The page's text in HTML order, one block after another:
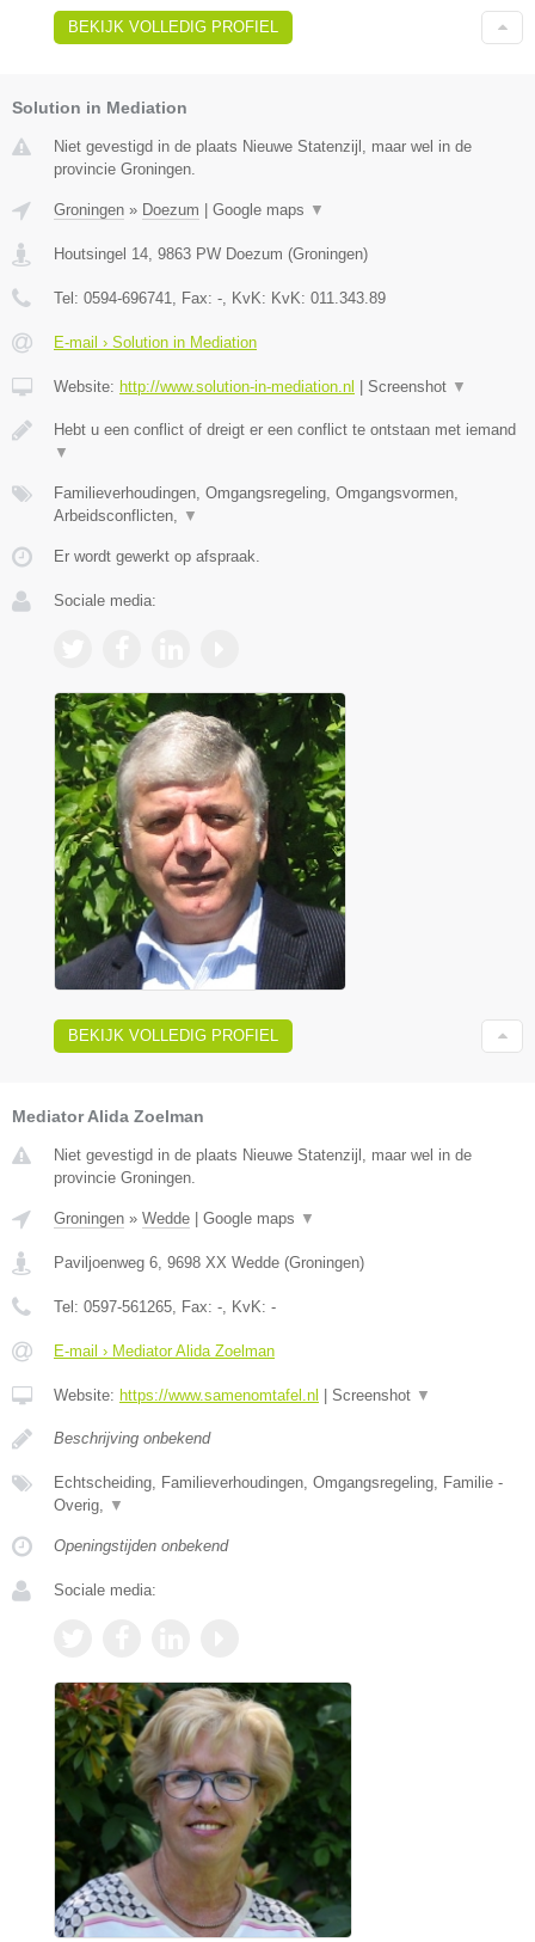
BEKIJK VOLLEDIG PROFIEL
Solution in Mediation
Niet gevestigd in de plaats Nieuwe Statenzijl, maar wel in de
provincie Groningen.
Groningen » Doezum | Google maps ▼
Houtsingel 14 9863 PW Doezum (Groningen)
Tel: 0594-696741 , Fax: - , KvK: KvK: 011.343.89
E-mail › Solution in Mediation
Website: http://www.solution-in-mediation.nl | Screenshot ▼
Hebt u een conflict of dreigt er een conflict te ontstaan met iemand
▼
Familieverhoudingen, Omgangsregeling, Omgangsvormen,
Arbeidsconflicten,
▼
Er wordt gewerkt op afspraak.
Sociale media:
BEKIJK VOLLEDIG PROFIEL
Mediator Alida Zoelman
Niet gevestigd in de plaats Nieuwe Statenzijl, maar wel in de
provincie Groningen.
Groningen » Wedde | Google maps ▼
Paviljoenweg 6 9698 XX Wedde (Groningen)
Tel: 0597-561265 , Fax: - , KvK: -
E-mail › Mediator Alida Zoelman
Website: https://www.samenomtafel.nl | Screenshot ▼
Beschrijving onbekend
Echtscheiding, Familieverhoudingen, Omgangsregeling, Familie -
Overig,
▼
Openingstijden onbekend
Sociale media: